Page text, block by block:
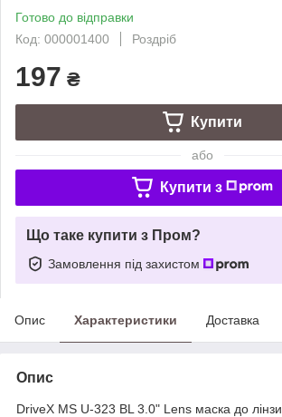
Готово до відправки
Код: 000001400
Роздріб
197 ₴
Купити
або
Купити з
Що таке купити з Пром?
Замовлення під захистом
Опис Характеристики Доставка
Опис
DriveX MS U-323 BL 3.0" Lens маска до лінзи